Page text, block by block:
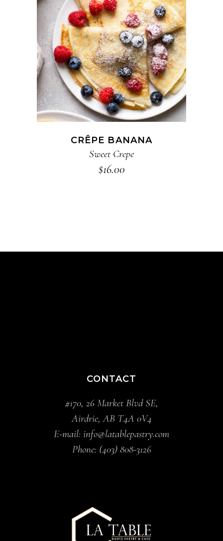
ADD TO CART
CRÊPE BANANA
Sweet Crepe
$16.00
CONTACT
#170, 26 Market Blvd SE,
Airdrie, AB T4A 0V4
E-mail: info@latablepastry.com
Phone: (403) 808-3126